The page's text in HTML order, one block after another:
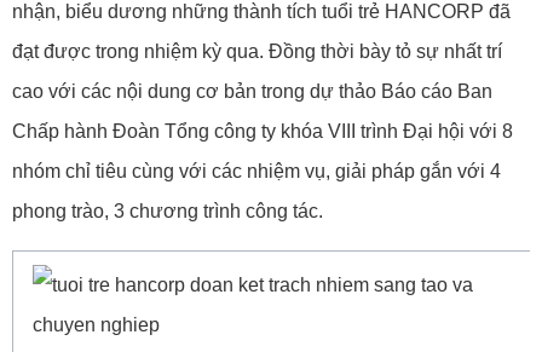
nhận, biểu dương những thành tích tuổi trẻ HANCORP đã
đạt được trong nhiệm kỳ qua. Đồng thời bày tỏ sự nhất trí
cao với các nội dung cơ bản trong dự thảo Báo cáo Ban
Chấp hành Đoàn Tổng công ty khóa VIII trình Đại hội với 8
nhóm chỉ tiêu cùng với các nhiệm vụ, giải pháp gắn với 4
phong trào, 3 chương trình công tác.